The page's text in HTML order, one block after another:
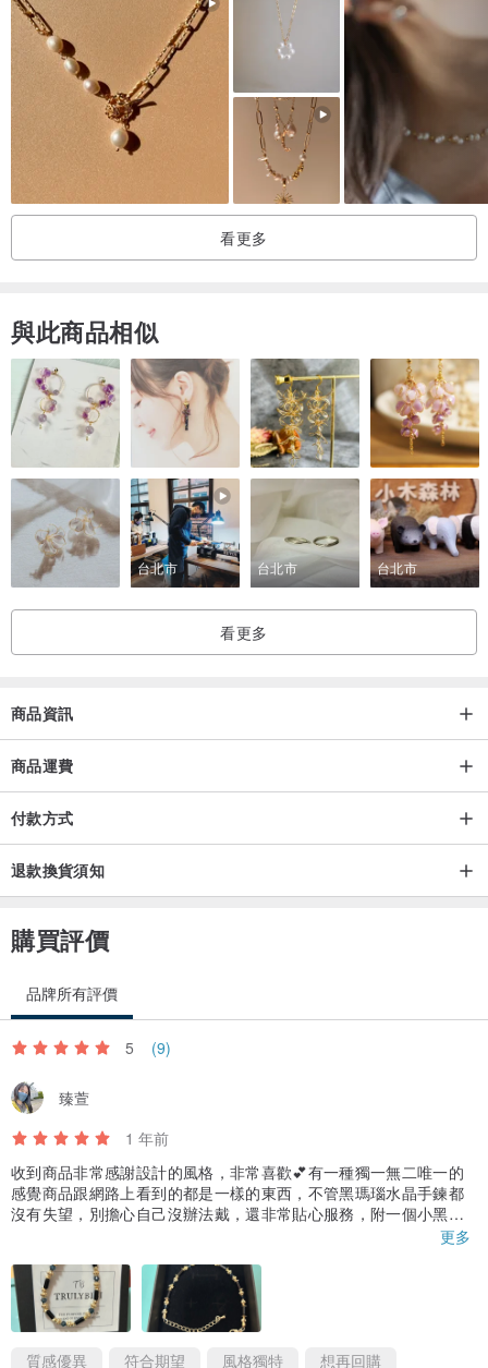
PS:若有急件需求，可以在下單前先聊聊
三、有關換貨須知
1.若遇到手鍊長度想修改或想改延長鏈or磁吸扣or OT扣
TB這裡可以接受一次，免費幫您修改尺寸的需求。
您可以先私訊TB，運費的部分，寄到TB的運費是您負擔。TB修改過
後寄給您的部分，是TB負擔
看更多
與此商品相似
台北市 台北市 台北市
看更多
商品資訊
商品運費
付款方式
退款換貨須知
購買評價
品牌所有評價
5 (9)
臻萱
1 年前
收到商品非常感謝設計的風格，非常喜歡💕有一種獨一無二唯一的
感覺商品跟網路上看到的都是一樣的東西，不管黑瑪瑙水晶手鍊都
沒有失望，別擔心自己沒辦法戴，還非常貼心服務，附一個小黑
夾，輔助配戴手鍊讓妳勾著鍊就可以配戴手鍊了，真開心🥳^_^更多
質感優異 符合期望 風格獨特 想再回購